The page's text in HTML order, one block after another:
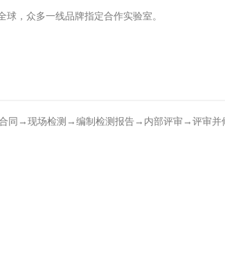
球，众多一线品牌指定合作实验室。
同→现场检测→编制检测报告→内部评审→评审并